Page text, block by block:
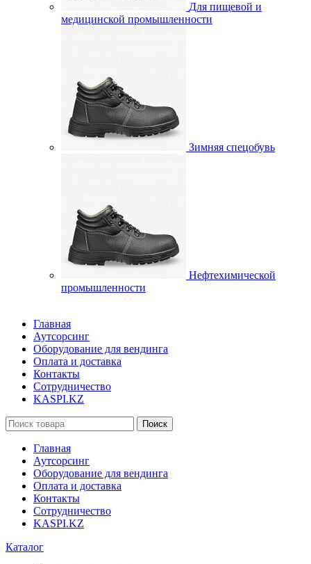
Для пищевой и
медицинской промышленности
Зимняя спецобувь
Нефтехимической
промышленности
Главная
Аутсорсинг
Оборудование для вендинга
Оплата и доставка
Контакты
Сотрудничество
KASPI.KZ
Поиск
Главная
Аутсорсинг
Оборудование для вендинга
Оплата и доставка
Контакты
Сотрудничество
KASPI.KZ
Каталог